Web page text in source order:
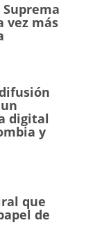
vez más
digital
y
que
de